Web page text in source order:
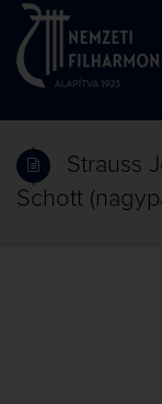
Strauss
Schott